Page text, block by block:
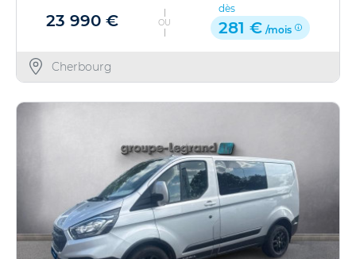
23 990 € OU
dès
281 € /mois
Cherbourg